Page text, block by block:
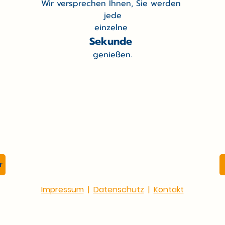
Wir versprechen Ihnen, Sie werden
jede
einzelne
Sekunde
genießen.
Impressum| Datenschutz | Kontakt